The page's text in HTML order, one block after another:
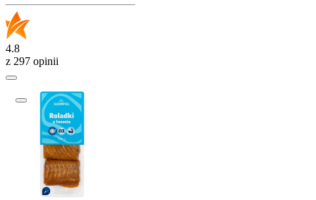
4.8
z 297 opinii